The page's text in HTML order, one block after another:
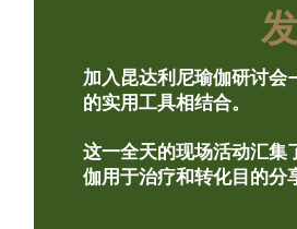
加入昆达利尼瑜伽研讨会
的实用工具相结合。
这一全天的现场活动汇集
伽用于治疗和转化目的分